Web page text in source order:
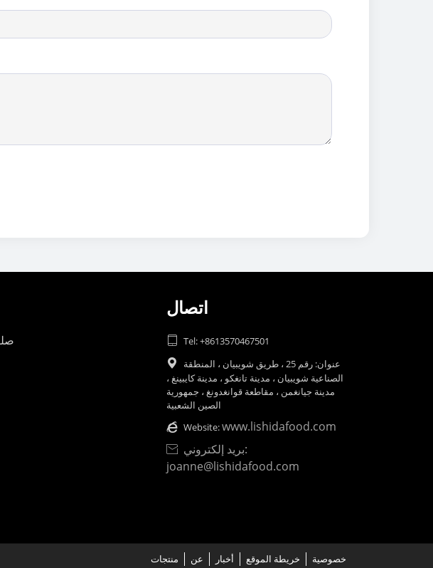
اتصال
 Tel: +8613570467501

عنوان: رقم 25 ، طريق شويبيان ، المنطقة
الصناعية شويبيان ، مدينة تانغكو ، مدينة كايبينغ ،
مدينة جيانغمن ، مقاطعة قوانغدونغ ، جمهورية
الصين الشعبية
 Website:www.lishidafood.com
 بريد إلكتروني:
joanne@lishidafood.com
منتجات عن أخبار خريطة الموقع خصوصية